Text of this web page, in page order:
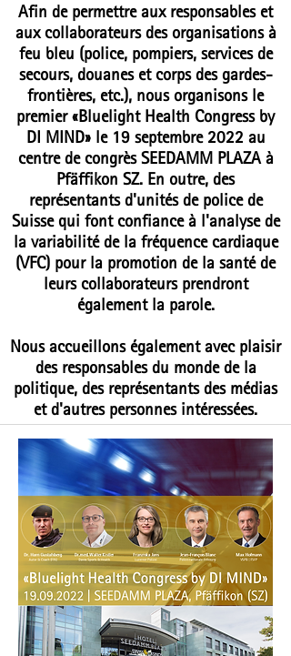
Afin de permettre aux responsables et
aux collaborateurs des organisations à
feu bleu (police, pompiers, services de
secours, douanes et corps des gardes-
frontières, etc.), nous organisons le
premier «Bluelight Health Congress by
DI MIND» le 19 septembre 2022 au
centre de congrès SEEDAMM PLAZA à
Pfäffikon SZ. En outre, des
représentants d'unités de police de
Suisse qui font confiance à l'analyse de
la variabilité de la fréquence cardiaque
(VFC) pour la promotion de la santé de
leurs collaborateurs prendront
également la parole.
Nous accueillons également avec plaisir
des responsables du monde de la
politique, des représentants des médias
et d'autres personnes intéressées.